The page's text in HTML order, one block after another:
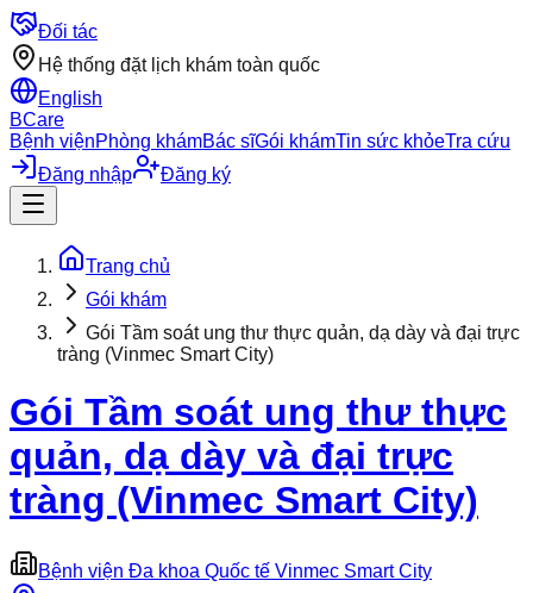
Đối tác
Hệ thống đặt lịch khám toàn quốc
English
BCare
Bệnh việnPhòng khámBác sĩGói khámTin sức khỏeTra cứu
Đăng nhập
Đăng ký
Trang chủ
Gói khám
Gói Tầm soát ung thư thực quản, dạ dày và đại trực
tràng (Vinmec Smart City)
Gói Tầm soát ung thư thực
quản, dạ dày và đại trực
tràng (Vinmec Smart City)
Bệnh viện Đa khoa Quốc tế Vinmec Smart City